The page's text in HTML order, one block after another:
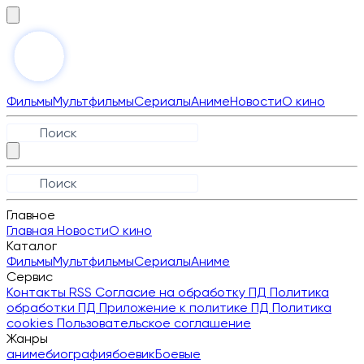
ФильмыМультфильмыСериалыАнимеНовостиО кино
Главное
Главная НовостиО кино
Каталог
ФильмыМультфильмыСериалыАниме
Сервис
Контакты RSS Согласие на обработку ПД Политика
обработки ПД Приложение к политике ПД Политика
cookies Пользовательское соглашение
Жанры
анимебиографиябоевикБоевые